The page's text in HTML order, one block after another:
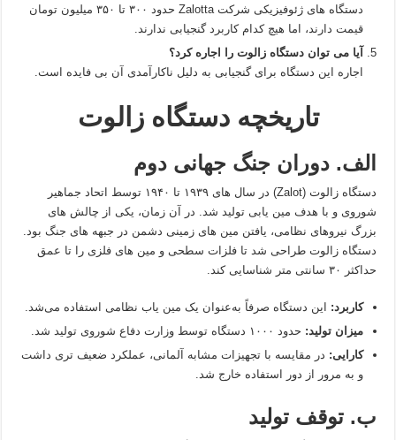
دستگاه‌ های ژئوفیزیکی شرکت Zalotta حدود ۳۰۰ تا ۳۵۰ میلیون تومان
قیمت دارند، اما هیچ‌ کدام کاربرد گنجیابی ندارند.
آیا می‌ توان دستگاه زالوت را اجاره کرد؟
اجاره این دستگاه برای گنجیابی به دلیل ناکارآمدی آن بی‌ فایده است.
تاریخچه دستگاه زالوت
الف. دوران جنگ جهانی دوم
دستگاه زالوت (Zalot) در سال‌ های ۱۹۳۹ تا ۱۹۴۰ توسط اتحاد جماهیر
شوروی و با هدف مین‌ یابی تولید شد. در آن زمان، یکی از چالش‌ های
بزرگ نیروهای نظامی، یافتن مین‌ های زمینی دشمن در جبهه‌ های جنگ بود.
دستگاه زالوت طراحی شد تا فلزات سطحی و مین‌ های فلزی را تا عمق
حداکثر ۳۰ سانتی‌ متر شناسایی کند.
کاربرد: این دستگاه صرفاً به‌عنوان یک مین‌ یاب نظامی استفاده می‌شد.
میزان تولید: حدود ۱۰۰۰ دستگاه توسط وزارت دفاع شوروی تولید شد.
کارایی: در مقایسه با تجهیزات مشابه آلمانی، عملکرد ضعیف‌ تری داشت
و به‌ مرور از دور استفاده خارج شد.
ب. توقف تولید